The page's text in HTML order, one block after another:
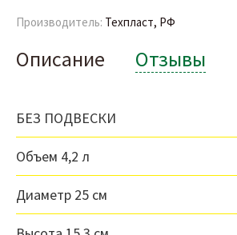
Производитель: Техпласт, РФ
Описание Отзывы
БЕЗ ПОДВЕСКИ
Объем 4,2 л
Диаметр 25 см